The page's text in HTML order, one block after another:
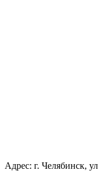
Адрес: г. Челябинск,